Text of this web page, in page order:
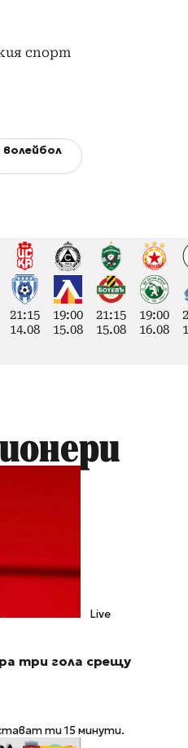
спорт
волейбол
21:15
14.08
19:00
15.08
21:15
15.08
19:00
16.08
Live
три гола срещу
ти 15 минути.